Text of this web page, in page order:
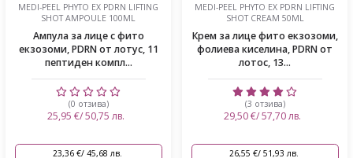
MEDI-PEEL PHYTO EX PDRN LIFTING
SHOT AMPOULE 100ML
Ампула за лице с фито
екзозоми, PDRN от лотус, 11
пептиден компл...
(0 отзива)
25,95 €/ 50,75 лв.
23,36 €/ 45,68 лв.
MEDI-PEEL PHYTO EX PDRN LIFTING
SHOT CREAM 50ML
Крем за лице фито екзозоми,
фолиева киселина, PDRN от
лотос, 13...
(3 отзива)
29,50 €/ 57,70 лв.
26,55 €/ 51,93 лв.